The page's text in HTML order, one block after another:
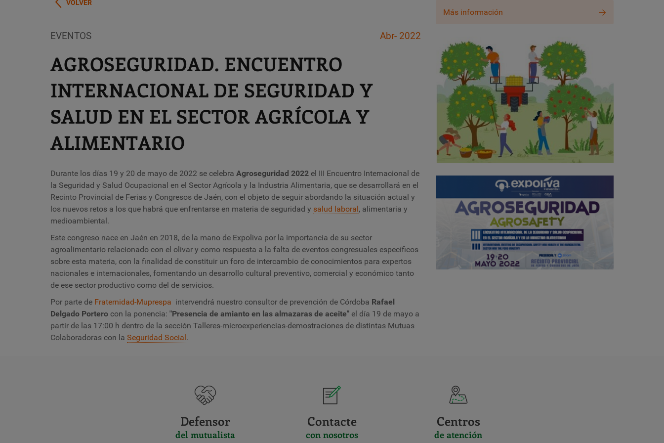
VOLVER
EVENTOS Abr- 2022
AGROSEGURIDAD. ENCUENTRO
INTERNACIONAL DE SEGURIDAD Y
SALUD EN EL SECTOR AGRÍCOLA Y
ALIMENTARIO
Durante los días 19 y 20 de mayo de 2022 se celebra Agroseguridad 2022 el III Encuentro Internacional de
la Seguridad y Salud Ocupacional en el Sector Agrícola y la Industria Alimentaria, que se desarrollará en el
Recinto Provincial de Ferias y Congresos de Jaén, con el objeto de seguir abordando la situación actual y
los nuevos retos a los que habrá que enfrentarse en materia de seguridad y salud laboral, alimentaria y
medioambiental.
Este congreso nace en Jaén en 2018, de la mano de Expoliva por la importancia de su sector
agroalimentario relacionado con el olivar y como respuesta a la falta de eventos congresuales específicos
sobre esta materia, con la finalidad de constituir un foro de intercambio de conocimientos para expertos
nacionales e internacionales, fomentando un desarrollo cultural preventivo, comercial y económico tanto
de ese sector productivo como del de servicios.
Por parte de Fraternidad-Muprespa intervendrá nuestro consultor de prevención de Córdoba Rafael
Delgado Portero con la ponencia: "Presencia de amianto en las almazaras de aceite" el día 19 de mayo a
partir de las 17:00 h dentro de la sección Talleres-microexperiencias-demostraciones de distintas Mutuas
Colaboradoras con la Seguridad Social.
Más información
Defensor
del mutualista
Contacte
con nosotros
Centros
de atención